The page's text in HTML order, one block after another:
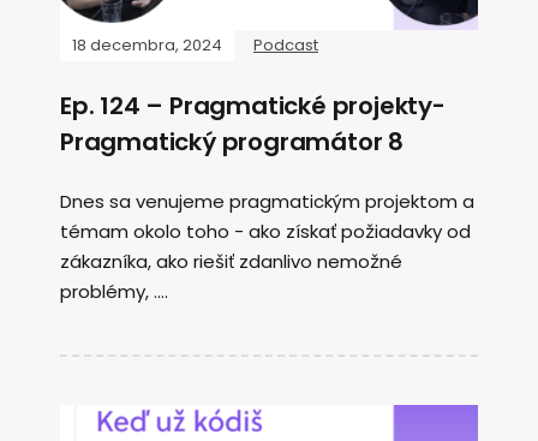
18 decembra, 2024 Podcast
Ep. 124 – Pragmatické projekty-
Pragmatický programátor 8
Dnes sa venujeme pragmatickým projektom a
témam okolo toho - ako získať požiadavky od
zákazníka, ako riešiť zdanlivo nemožné
problémy, ....